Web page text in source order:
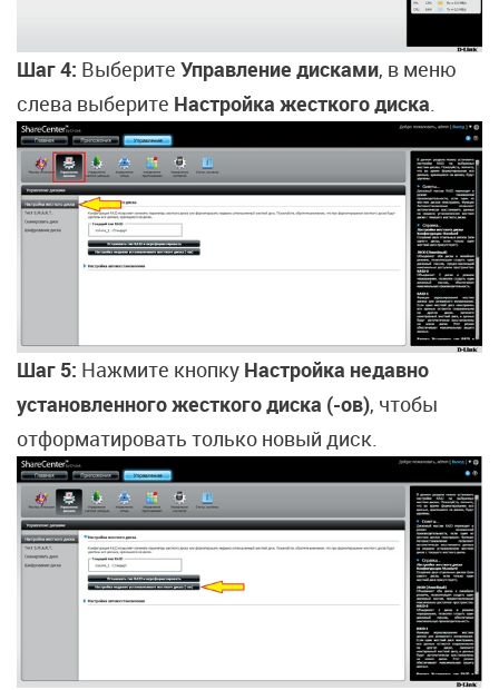
Шаг 4: Выберите Управление дисками, в меню
слева выберите Настройка жесткого диска
Шаг 5: Нажмите кнопку Настройка недавно
установленного жесткого диска (-ов), чтобы
отформатировать только новый диск.